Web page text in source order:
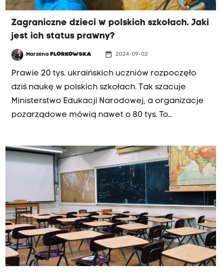
Zagraniczne dzieci w polskich szkołach. Jaki
jest ich status prawny?
Marzena FLORKOWSKA date_range 2024-09-02
Prawie 20 tys. ukraińskich uczniów rozpoczęło
dziś naukę w polskich szkołach. Tak szacuje
Ministerstwo Edukacji Narodowej, a organizacje
pozarządowe mówią nawet o 80 tys. To
ten temat mówią przepisy? Jakiemu systemowi
edukacji podlegają? Z adwokat Agatą Mierzwą
specjalizującą się w prawie oświatowym
rozmawia Marzena Florkowska